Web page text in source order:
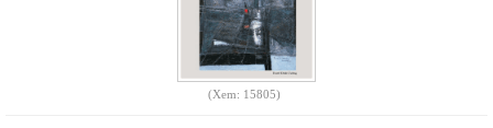
(Xem: 15805)